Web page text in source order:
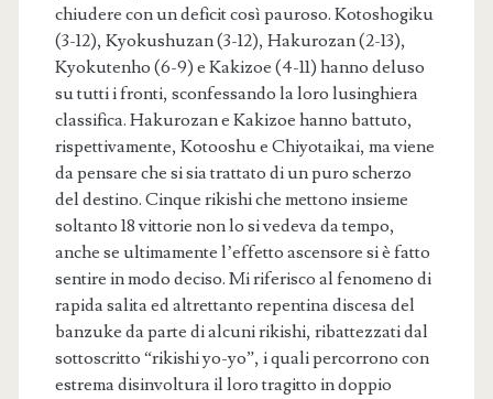
chiudere con un deficit così pauroso. Kotoshogiku
(3-12), Kyokushuzan (3-12), Hakurozan (2-13),
Kyokutenho (6-9) e Kakizoe (4-11) hanno deluso
su tutti i fronti, sconfessando la loro lusinghiera
classifica. Hakurozan e Kakizoe hanno battuto,
rispettivamente, Kotooshu e Chiyotaikai, ma viene
da pensare che si sia trattato di un puro scherzo
del destino. Cinque rikishi che mettono insieme
soltanto 18 vittorie non lo si vedeva da tempo,
anche se ultimamente l’effetto ascensore si è fatto
sentire in modo deciso. Mi riferisco al fenomeno di
rapida salita ed altrettanto repentina discesa del
banzuke da parte di alcuni rikishi, ribattezzati dal
sottoscritto “rikishi yo-yo”, i quali percorrono con
estrema disinvoltura il loro tragitto in doppio